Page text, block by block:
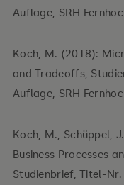
Auflage, SRH
Koch, M. (2018):
and Tradeoffs,
Auflage, SRH
Koch, M., Schüppel,
Business Processes
Studienbrief, Titel-